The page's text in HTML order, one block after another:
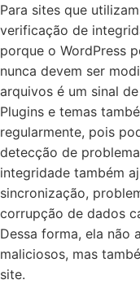
Para sites que
verificação de
porque o WordPress
nunca devem ser
arquivos é um sinal
Plugins e temas
regularmente, pois
detecção de
integridade também
sincronização,
corrupção de dados
Dessa forma, ela não
maliciosos, mas
site.